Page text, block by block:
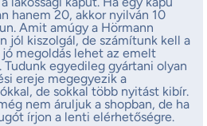
hanem 20, akkor nyilván 10
Amit amúgy a Hörmann
jól kiszolgál, de számítunk kell a
jó megoldás lehet az emelt
Tudunk egyedileg gyártani olyan
ereje megegyezik a
de sokkal több nyitást kibír.
nem áruljuk a shopban, de ha
írjon a lenti elérhetőségre.